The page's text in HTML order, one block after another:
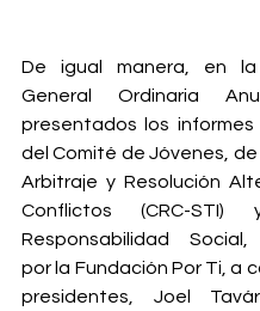
De igual manera, en la
General Ordinaria
presentados los
del Comité de Jóvenes,
Arbitraje y Resolución
Conflictos (CRC-
Responsabilidad
por la Fundación Por Ti, a
presidentes, Joel